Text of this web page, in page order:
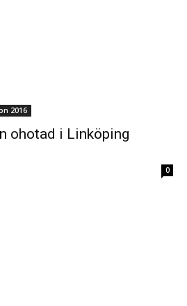
2016
ohotad i Linköping
0